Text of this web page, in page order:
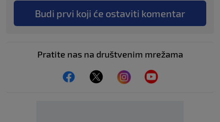
Budi prvi koji će ostaviti komentar
Pratite nas na društvenim mrežama